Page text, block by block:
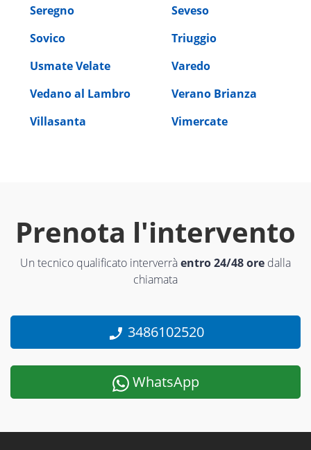
Seregno
Seveso
Sovico
Triuggio
Usmate Velate
Varedo
Vedano al Lambro
Verano Brianza
Villasanta
Vimercate
Prenota l'intervento
Un tecnico qualificato interverràentro 24/48 ore dalla
chiamata
3486102520
WhatsApp